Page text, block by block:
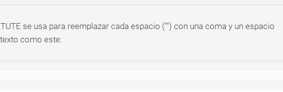
se usa para reemplazar cada espacio ("") con una coma y un espacio
como este: